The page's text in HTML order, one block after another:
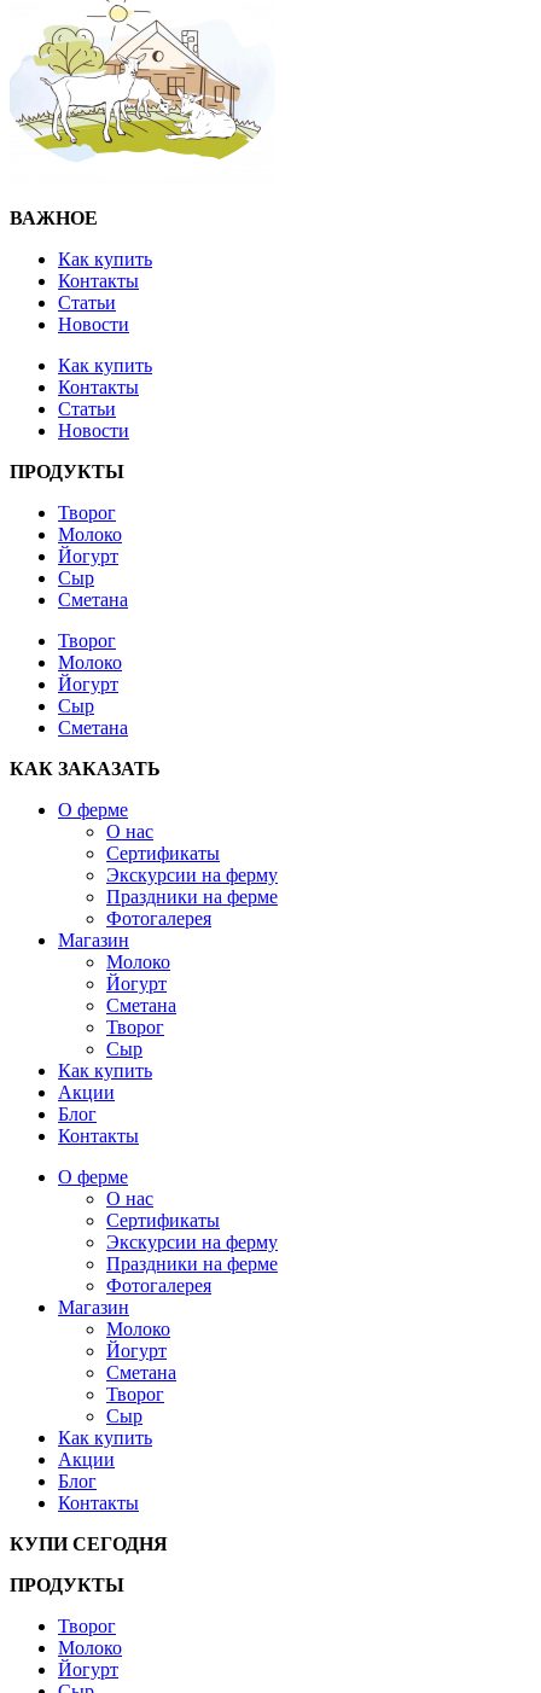
ВАЖНОЕ
Как купить
Контакты
Статьи
Новости
Как купить
Контакты
Статьи
Новости
ПРОДУКТЫ
Творог
Молоко
Йогурт
Сыр
Сметана
Творог
Молоко
Йогурт
Сыр
Сметана
КАК ЗАКАЗАТЬ
О ферме
О нас
Сертификаты
Экскурсии на ферму
Праздники на ферме
Фотогалерея
Магазин
Молоко
Йогурт
Сметана
Творог
Сыр
Как купить
Акции
Блог
Контакты
О ферме
О нас
Сертификаты
Экскурсии на ферму
Праздники на ферме
Фотогалерея
Магазин
Молоко
Йогурт
Сметана
Творог
Сыр
Как купить
Акции
Блог
Контакты
КУПИ СЕГОДНЯ
ПРОДУКТЫ
Творог
Молоко
Йогурт